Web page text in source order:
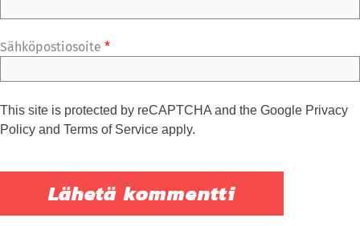
Sähköpostiosoite *
This site is protected by reCAPTCHA and the Google Privacy
Policy and Terms of Service apply.